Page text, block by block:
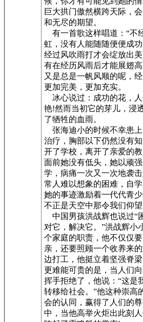
巨大拱门傲然横跨天际，
和无尽的期望。
有一首歌这样唱道：“不
虹，没有人能随随便便成
经过风吹雨打才会绽放出
有在经历风雨后才能展翅
又是总是一帆风顺的呢，
更加完美，更加充实。
冰心说过：成功的花，
艳!然而当初它的芽儿，浸
了牺牲的血雨。
张海迪小的时候不幸患
治疗，胸部以下仍然没有
开了学校，离开了亲爱的
面前她没有低头，她以顽
学，病痛一次又一次地袭
常人难以想象的困难，自
她的事迹激励着一代代青
不正是天空中那令我们仰
中国男孩洪战辉也说过“
对它，解决它。”洪战辉小
个家庭的职责，他不仅仅
亲，还要照顾一个收养来
边打工，他挺立着坚强脊
更难能可贵的是，当人们
挥手拒绝了，他说：“这是
转移给社会。”他这种崇高
会的认同，赢得了人们的
中，当他高举火炬出此刻